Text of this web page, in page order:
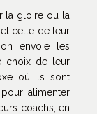
la gloire ou la
celle de leur
envoie les
choix de leur
où ils sont
alimenter
coachs, en